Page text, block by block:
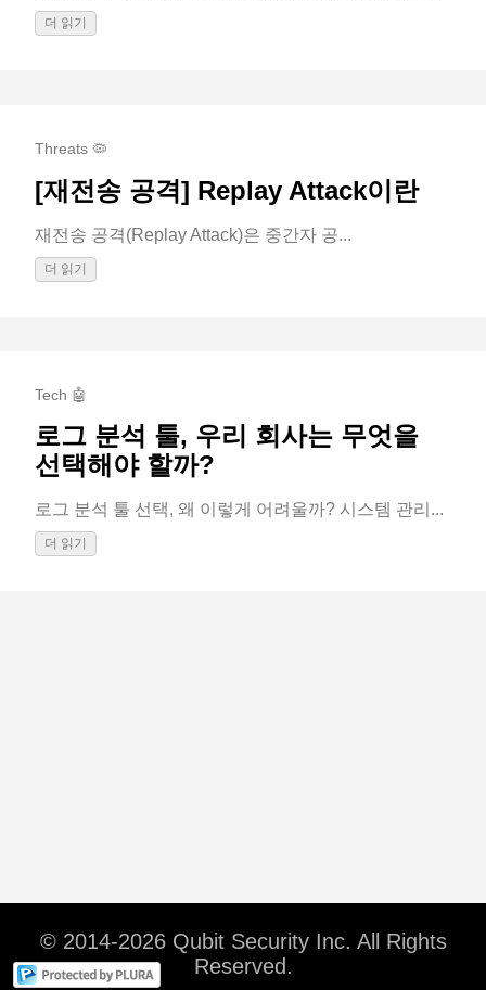
더 읽기
Threats 🦠
[재전송 공격] Replay Attack이란
재전송 공격(Replay Attack)은 중간자 공...
더 읽기
Tech 🤖
로그 분석 툴, 우리 회사는 무엇을
선택해야 할까?
로그 분석 툴 선택, 왜 이렇게 어려울까? 시스템 관리...
더 읽기
© 2014-2026 Qubit Security Inc. All Rights
Reserved.